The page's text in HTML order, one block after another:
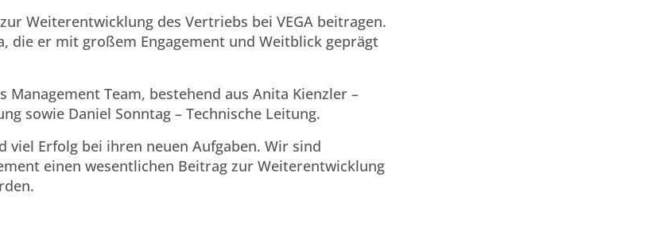
Weiterentwicklung des Vertriebs bei VEGA beitragen.
die er mit großem Engagement und Weitblick geprägt
Team, bestehend aus Anita Kienzler –
sowie Daniel Sonntag – Technische Leitung.
viel Erfolg bei ihren neuen Aufgaben. Wir sind
einen wesentlichen Beitrag zur Weiterentwicklung